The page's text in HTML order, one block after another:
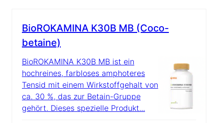
BioROKAMINA K30B MB (Coco-
betaine)
BioROKAMINA K30B MB ist ein
hochreines, farbloses amphoteres
Tensid mit einem Wirkstoffgehalt von
ca. 30 %, das zur Betain-Gruppe
gehört. Dieses spezielle Produkt...